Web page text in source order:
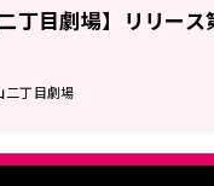
二丁目劇場】リリー
二丁目劇場